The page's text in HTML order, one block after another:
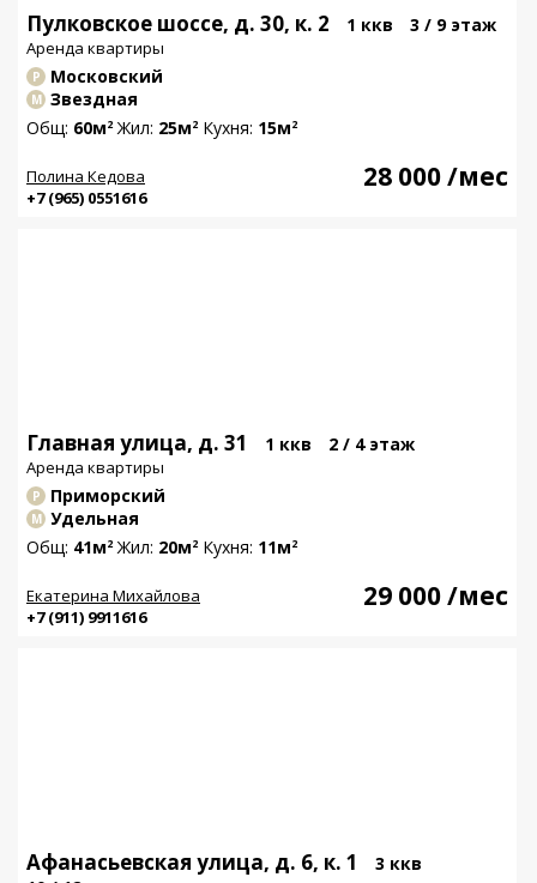
28 000/мес
Полина Кедова
+7 (965) 0551616
Пулковское шоссе, д. 30, к. 2 1 ккв 3 / 9 этаж
Аренда квартиры
Р Московский
М Звездная
Общ: 60м2Жил: 25м2Кухня: 15м2
29 000/мес
Екатерина Михайлова
+7 (911) 9911616
Главная улица, д. 31 1 ккв 2 / 4 этаж
Аренда квартиры
Р Приморский
М Удельная
Общ: 41м2Жил: 20м2Кухня: 11м2
Афанасьевская улица, д. 6, к. 1
3 ккв